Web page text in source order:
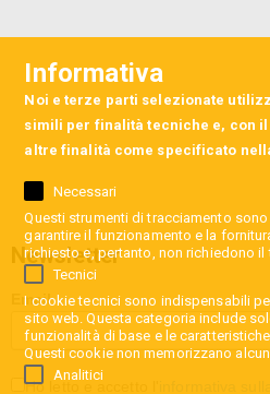
Newsletter
Email
Ho letto e accetto l'
Informativa
Noi e terze parti selezionate
simili per finalità tecniche e, con
altre finalità come specificato
Necessari
Questi strumenti di tracciamento
garantire il funzionamento e la
richiesto e, pertanto, non richiedono
Tecnici
I cookie tecnici sono indispensabili
sito web. Questa categoria include
funzionalità di base e le
Questi cookie non memorizzano
Analitici